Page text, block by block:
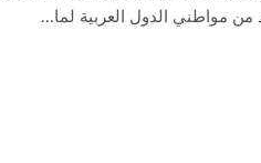
من مواطني الدول العربية لما…